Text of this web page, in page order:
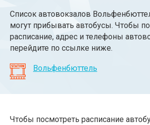
Список автовокзалов
могут прибывать автобусы. Чтобы
расписание, адрес и телефоны
перейдите по ссылке ниже.
Вольфенбюттель
Чтобы посмотреть расписание